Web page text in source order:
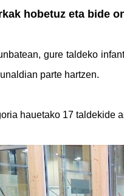
hobetuz eta bide
gure taldeko
parte hartzen.
hauetako 17 taldekide